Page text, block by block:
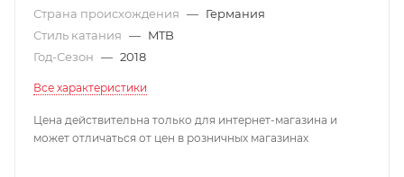
Страна происхождения — Германия
Стиль катания — MTB
Год-Сезон — 2018
Все характеристики
Цена действительна только для интернет-магазина и
может отличаться от цен в розничных магазинах